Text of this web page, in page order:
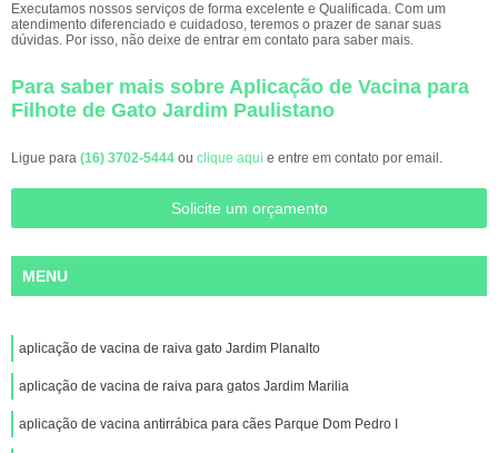
Executamos nossos serviços de forma excelente e Qualificada. Com um
atendimento diferenciado e cuidadoso, teremos o prazer de sanar suas
dúvidas. Por isso, não deixe de entrar em contato para saber mais.
Para saber mais sobre Aplicação de Vacina para
Filhote de Gato Jardim Paulistano
Ligue para (16) 3702-5444 ou clique aqui e entre em contato por email.
Solicite um orçamento
MENU
aplicação de vacina de raiva gato Jardim Planalto
aplicação de vacina de raiva para gatos Jardim Marilia
aplicação de vacina antirrábica para cães Parque Dom Pedro I